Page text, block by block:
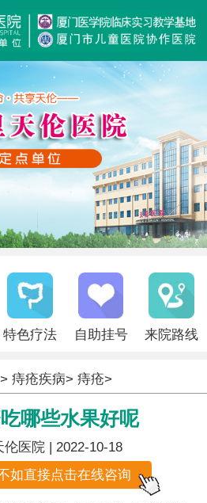
特色疗法 自助挂号 来院路线
痔疮疾病> 痔疮>
哪些水果好呢
伦医院 | 2022-10-18
如直接点击在线咨询